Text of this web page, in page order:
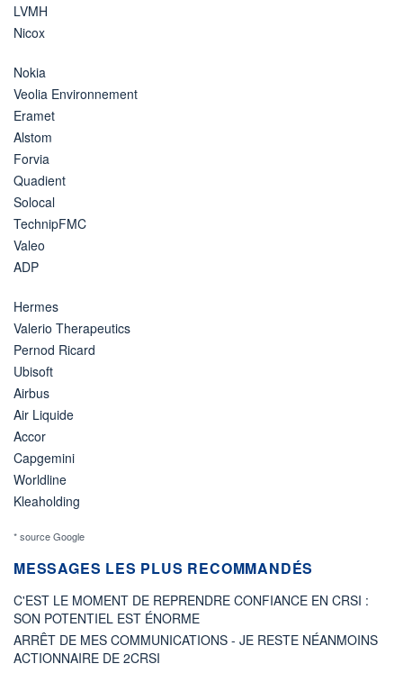
LVMH
Nicox
Nokia
Veolia Environnement
Eramet
Alstom
Forvia
Quadient
Solocal
TechnipFMC
Valeo
ADP
Hermes
Valerio Therapeutics
Pernod Ricard
Ubisoft
Airbus
Air Liquide
Accor
Capgemini
Worldline
Kleaholding
* source Google
MESSAGES LES PLUS RECOMMANDÉS
C'EST LE MOMENT DE REPRENDRE CONFIANCE EN CRSI :
SON POTENTIEL EST ÉNORME
ARRÊT DE MES COMMUNICATIONS - JE RESTE NÉANMOINS
ACTIONNAIRE DE 2CRSI